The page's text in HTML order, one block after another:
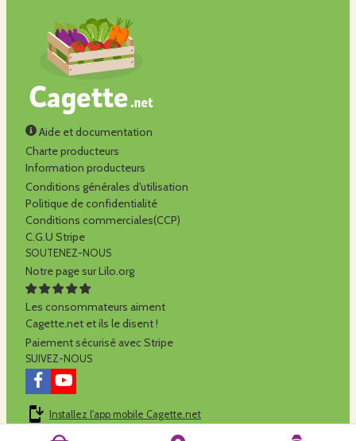
Aide et documentation
Charte producteurs
Information producteurs
Conditions générales d'utilisation
Politique de confidentialité
Conditions commerciales(CCP)
C.G.U Stripe
SOUTENEZ-NOUS
Notre page sur Lilo.org
Les consommateurs aiment
Cagette.net et ils le disent !
Paiement sécurisé avec Stripe
SUIVEZ-NOUS
Installez l'app mobile Cagette.net